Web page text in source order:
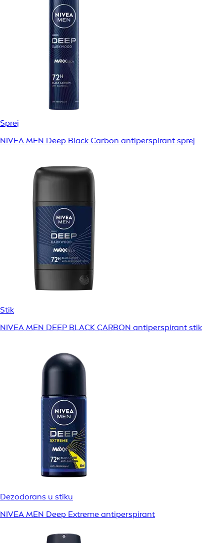
Sprej
NIVEA MEN Deep Black Carbon antiperspirant sprej
Stik
NIVEA MEN DEEP BLACK CARBON antiperspirant stik
Dezodorans u stiku
NIVEA MEN Deep Extreme antiperspirant